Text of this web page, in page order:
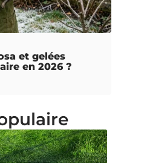
et gelées
en 2026 ?